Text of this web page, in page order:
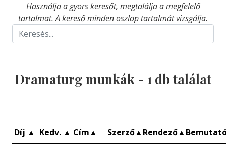
Használja a gyors keresőt, megtalálja a megfelelő
tartalmat. A kereső minden oszlop tartalmát vizsgálja.
Dramaturg munkák - 1 db találat
Díj ▲ Kedv. ▲ Cím▲ Szerző▲Rendező▲